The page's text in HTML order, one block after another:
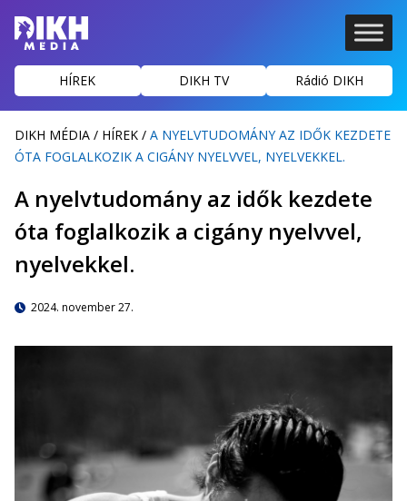
HÍREK DIKH TV Rádió DIKH
DIKH MÉDIA / HÍREK / A NYELVTUDOMÁNY AZ IDŐK KEZDETE
ÓTA FOGLALKOZIK A CIGÁNY NYELVVEL, NYELVEKKEL.
A nyelvtudomány az idők kezdete
óta foglalkozik a cigány nyelvvel,
nyelvekkel.
2024. november 27.